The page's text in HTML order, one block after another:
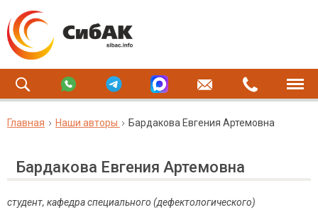
Главная Наши авторы Бардакова Евгения Артемовна
Бардакова Евгения Артемовна
студент, кафедра специального (дефектологического)